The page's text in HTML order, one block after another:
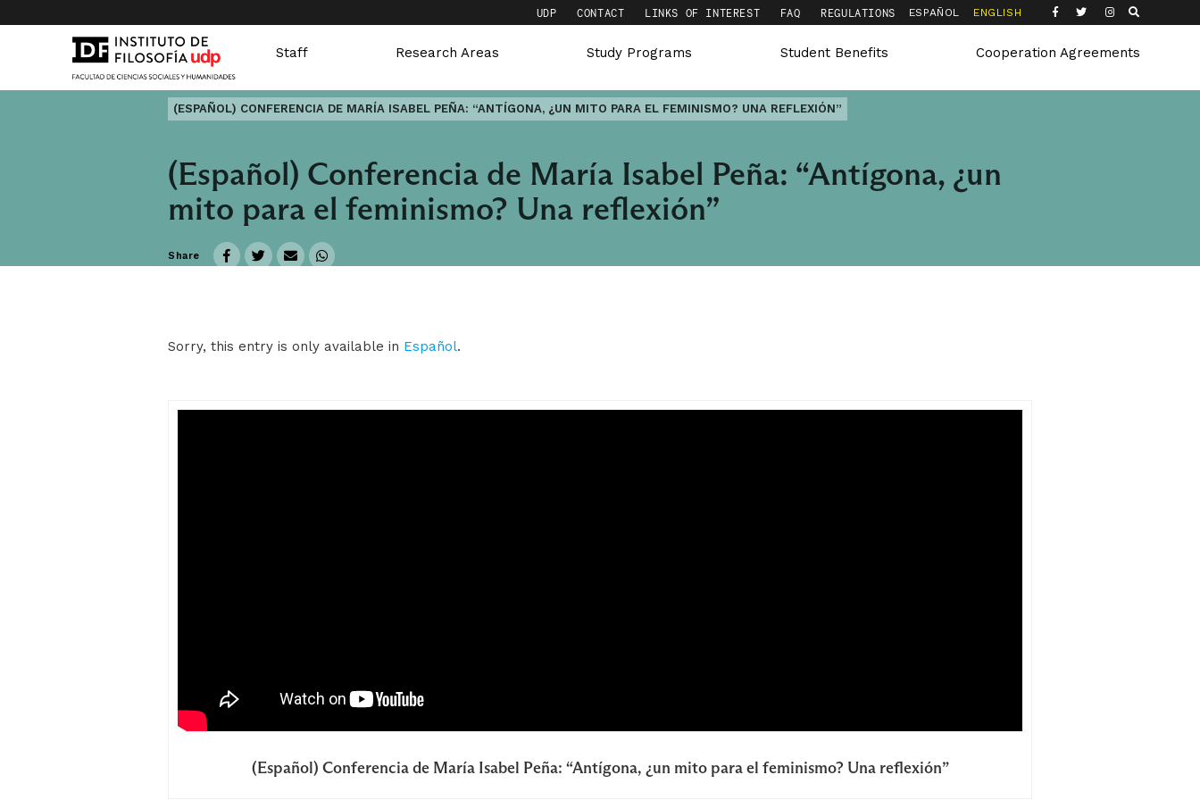
UDP CONTACT LINKS OF INTEREST FAQ REGULATIONS ESPAÑOL ENGLISH
Staff Research Areas Study Programs Student Benefits Cooperation Agreements
(ESPAÑOL) CONFERENCIA DE MARÍA ISABEL PEÑA: “ANTÍGONA, ¿UN MITO PARA EL FEMINISMO? UNA REFLEXIÓN”
(Español) Conferencia de María Isabel Peña: “Antígona, ¿un
mito para el feminismo? Una reflexión”
Share
Sorry, this entry is only available in Español.
(Español) Conferencia de María Isabel Peña: “Antígona, ¿un mito para el feminismo? Una reflexión”